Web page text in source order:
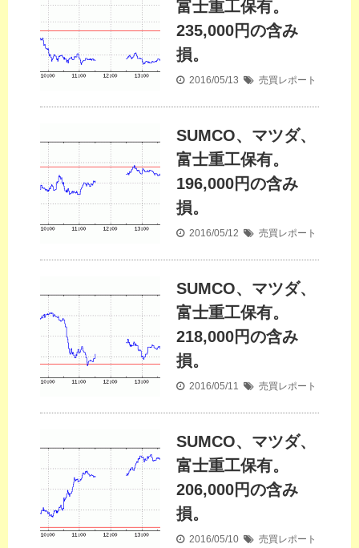
富士重工保有。
235,000円の含み
損。
2016/05/13 売買レポート
SUMCO、マツダ、
富士重工保有。
196,000円の含み
損。
2016/05/12 売買レポート
SUMCO、マツダ、
富士重工保有。
218,000円の含み
損。
2016/05/11 売買レポート
SUMCO、マツダ、
富士重工保有。
206,000円の含み
損。
2016/05/10 売買レポート